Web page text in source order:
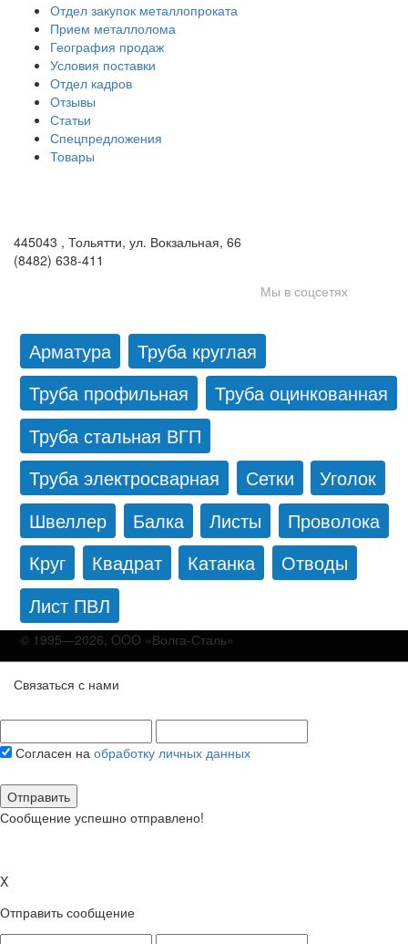
Отдел закупок металлопроката
Прием металлолома
География продаж
Условия поставки
Отдел кадров
Отзывы
Статьи
Спецпредложения
Товары
445043 , Тольятти, ул. Вокзальная, 66
(8482) 638-411
Мы в соцсетях
Арматура
Труба круглая
Труба профильная
Труба оцинкованная
Труба стальная ВГП
Труба электросварная
Сетки
Уголок
Швеллер
Балка Листы
Проволока
Круг
Квадрат Катанка
Отводы
Лист ПВЛ
© 1995—2026, OOO «Волга-Сталь»
Связаться с нами
Согласен на обработку личных данных
Отправить
Сообщение успешно отправлено!
X
Отправить сообщение